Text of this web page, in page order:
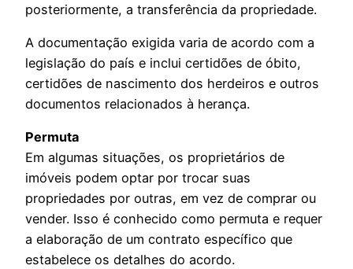
posteriormente, a transferência da propriedade.
A documentação exigida varia de acordo com a
legislação do país e inclui certidões de óbito,
certidões de nascimento dos herdeiros e outros
documentos relacionados à herança.
Permuta
Em algumas situações, os proprietários de
imóveis podem optar por trocar suas
propriedades por outras, em vez de comprar ou
vender. Isso é conhecido como permuta e requer
a elaboração de um contrato específico que
estabelece os detalhes do acordo.